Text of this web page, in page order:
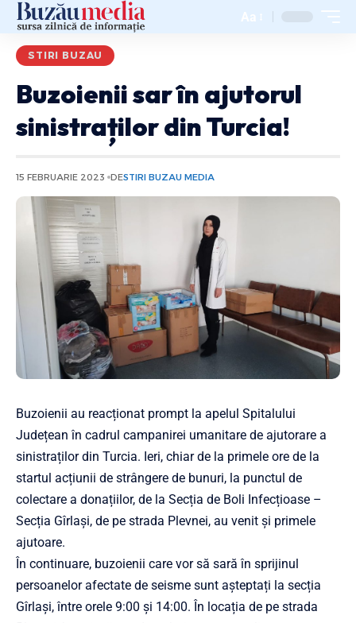
Aa
STIRI BUZAU
Buzoienii sar în ajutorul
sinistraților din Turcia!
15 FEBRUARIE 2023 DESTIRI BUZAU MEDIA
Buzoienii au reacționat prompt la apelul Spitalului
Județean în cadrul campanirei umanitare de ajutorare a
sinistraților din Turcia. Ieri, chiar de la primele ore de la
startul acțiunii de strângere de bunuri, la punctul de
colectare a donațiilor, de la Secția de Boli Infecțioase –
Secția Gîrlași, de pe strada Plevnei, au venit și primele
ajutoare.
În continuare, buzoienii care vor să sară în sprijinul
persoanelor afectate de seisme sunt așteptați la secția
Gîrlași, între orele 9:00 și 14:00. În locația de pe strada